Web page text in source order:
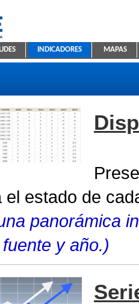
Educativa
INDICADORES MAPAS
el estado de
panorámica
y año.)